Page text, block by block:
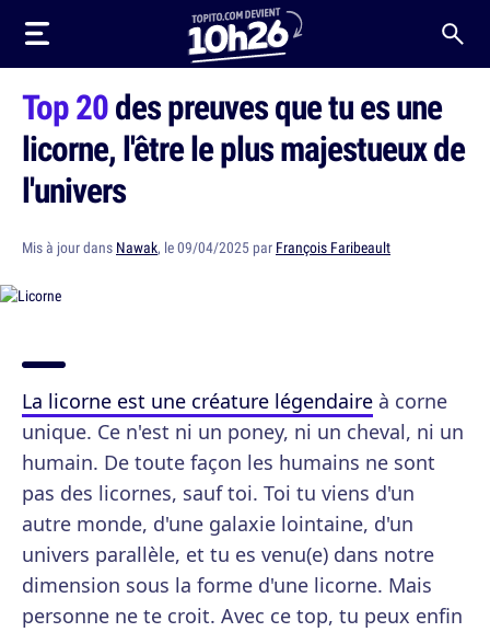
Top 20des preuves que tu es une
licorne, l'être le plus majestueux de
l'univers
Mis à jour dans Nawak, le 09/04/2025 par François Faribeault
La licorne est une créature légendaire à corne
unique. Ce n'est ni un poney, ni un cheval, ni un
humain. De toute façon les humains ne sont
pas des licornes, sauf toi. Toi tu viens d'un
autre monde, d'une galaxie lointaine, d'un
univers parallèle, et tu es venu(e) dans notre
dimension sous la forme d'une licorne. Mais
personne ne te croit. Avec ce top, tu peux enfin